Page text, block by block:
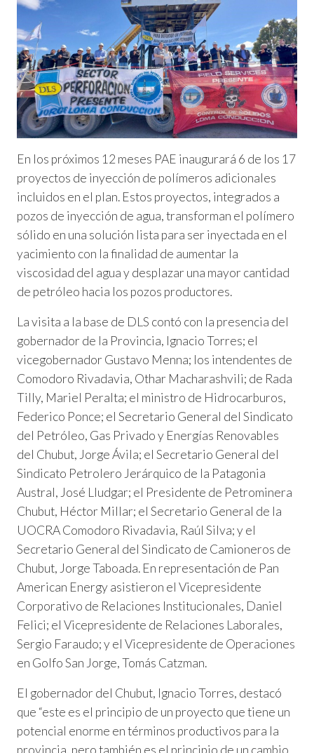
En los próximos 12 meses PAE inaugurará 6 de los 17
proyectos de inyección de polímeros adicionales
incluidos en el plan. Estos proyectos, integrados a
pozos de inyección de agua, transforman el polímero
sólido en una solución lista para ser inyectada en el
yacimiento con la finalidad de aumentar la
viscosidad del agua y desplazar una mayor cantidad
de petróleo hacia los pozos productores.
La visita a la base de DLS contó con la presencia del
gobernador de la Provincia, Ignacio Torres; el
vicegobernador Gustavo Menna; los intendentes de
Comodoro Rivadavia, Othar Macharashvili; de Rada
Tilly, Mariel Peralta; el ministro de Hidrocarburos,
Federico Ponce; el Secretario General del Sindicato
del Petróleo, Gas Privado y Energías Renovables
del Chubut, Jorge Ávila; el Secretario General del
Sindicato Petrolero Jerárquico de la Patagonia
Austral, José Lludgar; el Presidente de Petrominera
Chubut, Héctor Millar; el Secretario General de la
UOCRA Comodoro Rivadavia, Raúl Silva; y el
Secretario General del Sindicato de Camioneros de
Chubut, Jorge Taboada. En representación de Pan
American Energy asistieron el Vicepresidente
Corporativo de Relaciones Institucionales, Daniel
Felici; el Vicepresidente de Relaciones Laborales,
Sergio Faraudo; y el Vicepresidente de Operaciones
en Golfo San Jorge, Tomás Catzman.
El gobernador del Chubut, Ignacio Torres, destacó
que “este es el principio de un proyecto que tiene un
potencial enorme en términos productivos para la
provincia, pero también es el principio de un cambio